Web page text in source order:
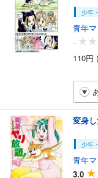
少年
青年
-
110円
変身
少年
青年
3.0